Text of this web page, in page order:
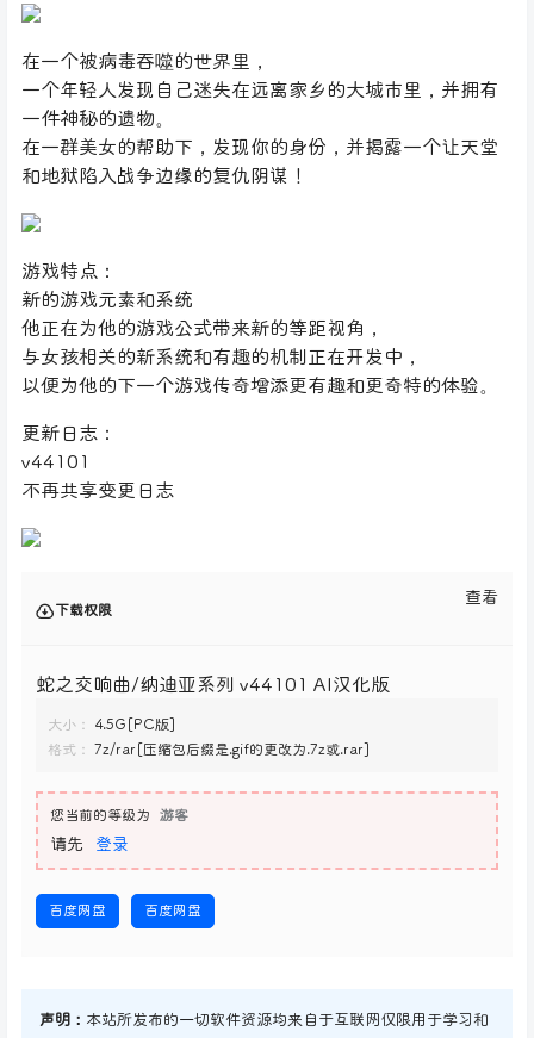
在一个被病毒吞噬的世界里，
一个年轻人发现自己迷失在远离家乡的大城市里，并拥有
一件神秘的遗物。
在一群美女的帮助下，发现你的身份，并揭露一个让天堂
和地狱陷入战争边缘的复仇阴谋！
游戏特点：
新的游戏元素和系统
他正在为他的游戏公式带来新的等距视角，
与女孩相关的新系统和有趣的机制正在开发中，
以便为他的下一个游戏传奇增添更有趣和更奇特的体验。
更新日志：
v44101
不再共享变更日志
下载权限
查看
蛇之交响曲/纳迪亚系列 v44101 AI汉化版
大小：
4.5G[PC版]
格式：
7z/rar[压缩包后缀是.gif的更改为.7z或.rar]
您当前的等级为 游客
请先 登录
百度网盘 百度网盘
声明： 本站所发布的一切软件资源均来自于互联网仅限用于学习和